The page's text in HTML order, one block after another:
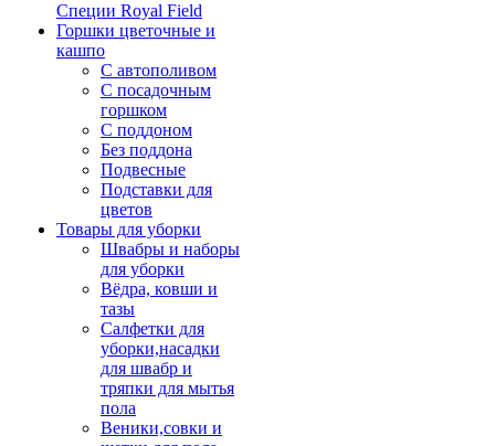
Специи Royal Field
Горшки цветочные и
кашпо
С автополивом
С посадочным
горшком
С поддоном
Без поддона
Подвесные
Подставки для
цветов
Товары для уборки
Швабры и наборы
для уборки
Вёдра, ковши и
тазы
Салфетки для
уборки,насадки
для швабр и
тряпки для мытья
пола
Веники,совки и